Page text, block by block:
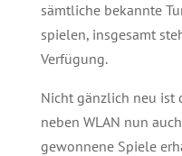
sämtliche bekannte
spielen, insgesamt
Verfügung.
Nicht gänzlich neu ist
neben WLAN nun
gewonnene Spiele